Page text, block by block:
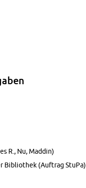
R., Nu, Ma­d­din)
Bi­blio­thek (Auf­trag StuPa)